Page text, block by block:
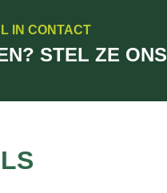
IN CONTACT
STEL ZE ONS